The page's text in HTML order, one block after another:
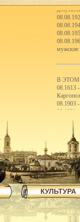
мужские
В ЭТОМ
08.1613
08.1903
08.1921
первые
школ II
08.1926
08.1935
08.1940
08.1940
08.1940
КУЛЬТУРА